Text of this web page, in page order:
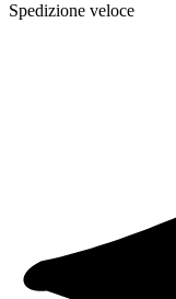
Spedizione veloce